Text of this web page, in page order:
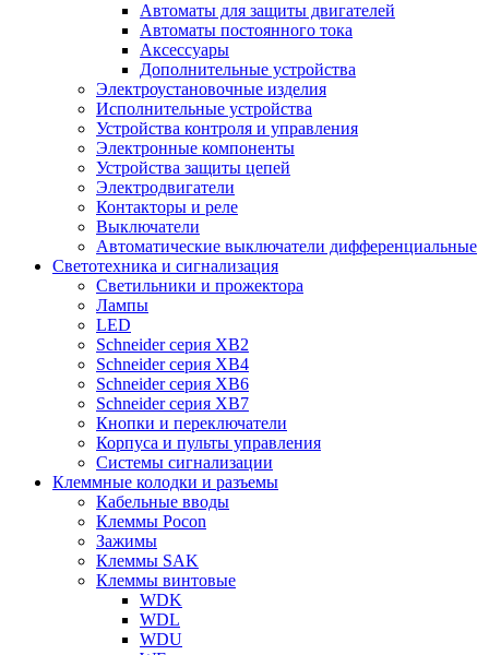
Автоматы для защиты двигателей
Автоматы постоянного тока
Аксессуары
Дополнительные устройства
Электроустановочные изделия
Исполнительные устройства
Устройства контроля и управления
Электронные компоненты
Устройства защиты цепей
Электродвигатели
Контакторы и реле
Выключатели
Автоматические выключатели дифференциальные
Светотехника и сигнализация
Светильники и прожектора
Лампы
LED
Schneider серия XB2
Schneider серия XB4
Schneider серия XB6
Schneider серия XB7
Кнопки и переключатели
Корпуса и пульты управления
Системы сигнализации
Клеммные колодки и разъемы
Кабельные вводы
Клеммы Pocon
Зажимы
Клеммы SAK
Клеммы винтовые
WDK
WDL
WDU